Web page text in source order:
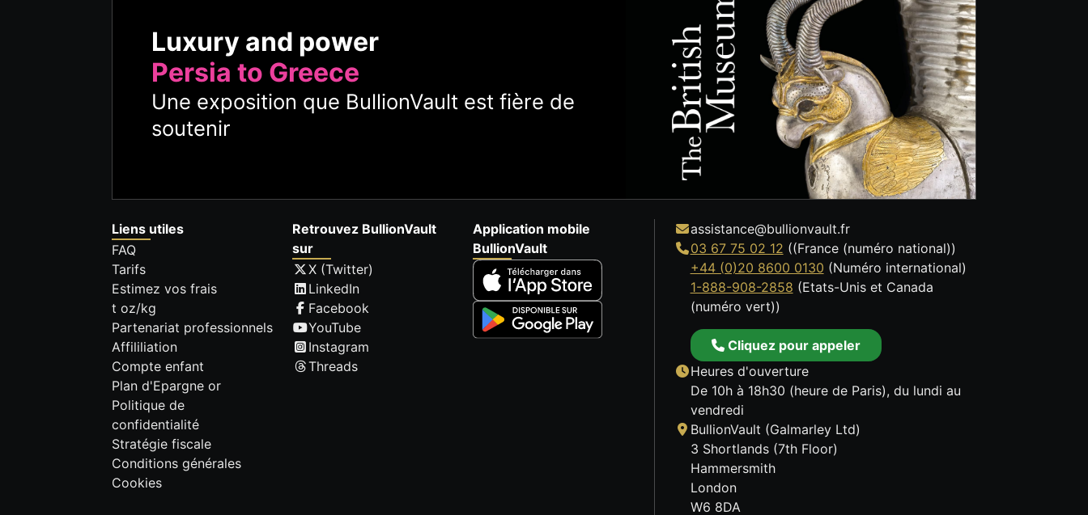
Luxury and power
Persia to Greece
Une exposition que BullionVault est fière de
soutenir
Liens utiles
FAQ
Tarifs
Estimez vos frais
t oz/kg
Partenariat professionnels
Affililiation
Compte enfant
Plan d'Epargne or
Politique de
confidentialité
Stratégie fiscale
Conditions générales
Cookies
Retrouvez BullionVault
sur
X (Twitter)
LinkedIn
Facebook
YouTube
Instagram
Threads
Application mobile
BullionVault
assistance@bullionvault.fr
03 67 75 02 12 ((France (numéro national))
+44 (0)20 8600 0130 (Numéro international)
1-888-908-2858 (Etats-Unis et Canada
(numéro vert))
Cliquez pour appeler
Heures d'ouverture
De 10h à 18h30 (heure de Paris), du lundi au
vendredi
BullionVault (Galmarley Ltd)
3 Shortlands (7th Floor)
Hammersmith
London
W6 8DA